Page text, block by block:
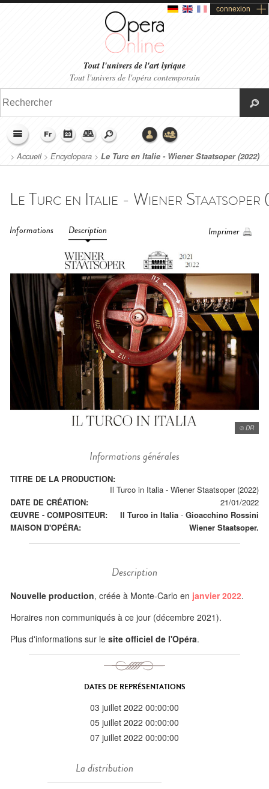
connexion
Tout l'univers de l'art lyrique
Tout l'univers de l'opéra contemporain
>Accueil> Encyclopera > Le Turc en Italie - Wiener Staatsoper (2022)
Informations Description Imprimer
© DR
Informations générales
TITRE DE LA PRODUCTION:
Il Turco in Italia - Wiener Staatsoper (2022)
DATE DE CRÉATION:
21/01/2022
ŒUVRE - COMPOSITEUR:
Il Turco in Italia - Gioacchino Rossini
MAISON D'OPÉRA:
Wiener Staatsoper.
Description
Nouvelle production, créée à Monte-Carlo en janvier 2022.
Horaires non communiqués à ce jour (décembre 2021).
Plus d'informations sur le site officiel de l'Opéra.
DATES DE REPRÉSENTATIONS
03 juillet 2022 00:00:00
05 juillet 2022 00:00:00
07 juillet 2022 00:00:00
La distribution